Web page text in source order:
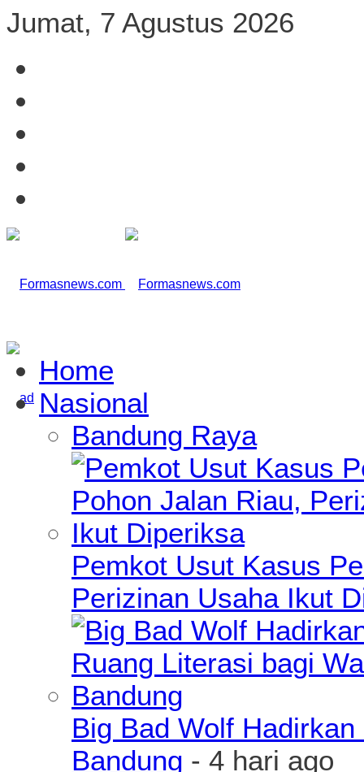
Jumat, 7 Agustus 2026
Home
Nasional
Bandung Raya
Pemkot Usut Kasus
Perizinan Usaha Ikut
Big Bad Wolf
Bandung - 4 hari ago